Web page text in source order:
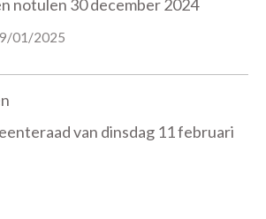
notulen 30 december 2024
01/2025
van dinsdag 11 februari